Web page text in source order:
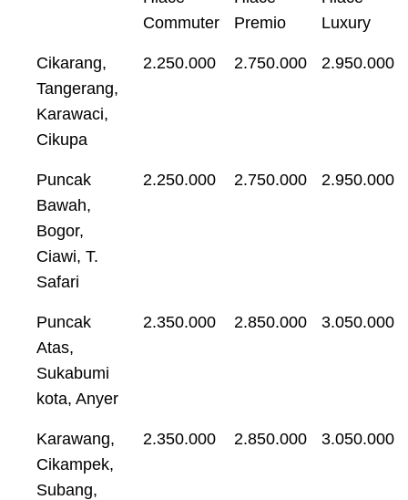
Commuter
Premio
Luxury
Cikarang,
Tangerang,
Karawaci,
Cikupa
2.250.000 2.750.000 2.950.000
Puncak
Bawah,
Bogor,
Ciawi, T.
Safari
2.250.000 2.750.000 2.950.000
Puncak
Atas,
Sukabumi
kota, Anyer
2.350.000 2.850.000 3.050.000
Karawang,
Cikampek,
Subang,
2.350.000 2.850.000 3.050.000